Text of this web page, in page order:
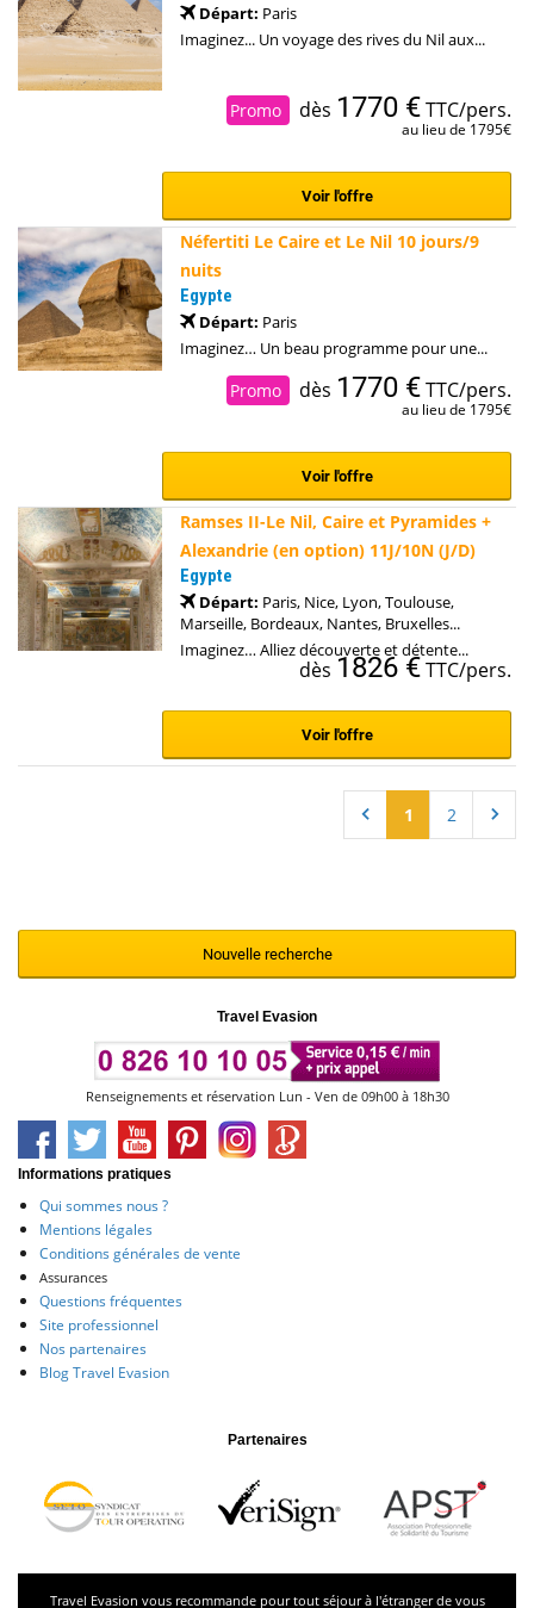
Départ: Paris
Imaginez... Un voyage des rives du Nil aux...
Promo dès 1770 €TTC/pers.
au lieu de 1795€
Voir l'offre
Néfertiti Le Caire et Le Nil 10 jours/9
nuits
Egypte
Départ: Paris
Imaginez… Un beau programme pour une...
Promo dès 1770 €TTC/pers.
au lieu de 1795€
Voir l'offre
Ramses II-Le Nil, Caire et Pyramides +
Alexandrie (en option) 11J/10N (J/D)
Egypte
Départ: Paris, Nice, Lyon, Toulouse,
Marseille, Bordeaux, Nantes, Bruxelles...
Imaginez… Alliez découverte et détente...
dès 1826 €TTC/pers.
Voir l'offre
1 2
Nouvelle recherche
Travel Evasion
Renseignements et réservation Lun - Ven de 09h00 à 18h30
Informations pratiques
Qui sommes nous ?
Mentions légales
Conditions générales de vente
Assurances
Questions fréquentes
Site professionnel
Nos partenaires
Blog Travel Evasion
Partenaires
Travel Evasion vous recommande pour tout séjour à l'étranger de vous